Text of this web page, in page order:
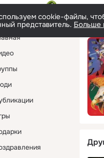
cookie-файлы,
представитель. Больше